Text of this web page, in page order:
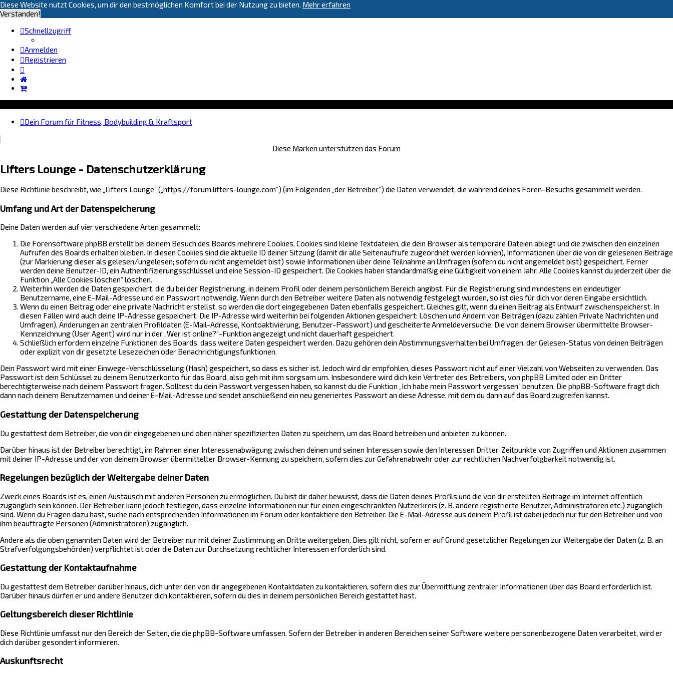
Diese Website nutzt Cookies, um dir den bestmöglichen Komfort bei der Nutzung zu bieten. Mehr erfahren
Verstanden!
Schnellzugriff
Anmelden
Registrieren
Dein Forum für Fitness, Bodybuilding & Kraftsport
Diese Marken unterstützen das Forum
Lifters Lounge - Datenschutzerklärung
Diese Richtlinie beschreibt, wie „Lifters Lounge“ („https://forum.lifters-lounge.com“) (im Folgenden „der Betreiber“) die Daten verwendet, die während deines Foren-Besuchs gesammelt werden.
Umfang und Art der Datenspeicherung
Deine Daten werden auf vier verschiedene Arten gesammelt:
Die Forensoftware phpBB erstellt bei deinem Besuch des Boards mehrere Cookies. Cookies sind kleine Textdateien, die dein Browser als temporäre Dateien ablegt und die zwischen den einzelnen
Aufrufen des Boards erhalten bleiben. In diesen Cookies sind die aktuelle ID deiner Sitzung (damit dir alle Seitenaufrufe zugeordnet werden können), Informationen über die von dir gelesenen Beiträge
(zur Markierung dieser als gelesen/ungelesen; sofern du nicht angemeldet bist) sowie Informationen über deine Teilnahme an Umfragen (sofern du nicht angemeldet bist) gespeichert. Ferner
werden deine Benutzer-ID, ein Authentifizierungsschlüssel und eine Session-ID gespeichert. Die Cookies haben standardmäßig eine Gültigkeit von einem Jahr. Alle Cookies kannst du jederzeit über die
Funktion „Alle Cookies löschen“ löschen.
Weiterhin werden die Daten gespeichert, die du bei der Registrierung, in deinem Profil oder deinem persönlichem Bereich angibst. Für die Registrierung sind mindestens ein eindeutiger
Benutzername, eine E-Mail-Adresse und ein Passwort notwendig. Wenn durch den Betreiber weitere Daten als notwendig festgelegt wurden, so ist dies für dich vor deren Eingabe ersichtlich.
Wenn du einen Beitrag oder eine private Nachricht erstellst, so werden die dort eingegebenen Daten ebenfalls gespeichert. Gleiches gilt, wenn du einen Beitrag als Entwurf zwischenspeicherst. In
diesen Fällen wird auch deine IP-Adresse gespeichert. Die IP-Adresse wird weiterhin bei folgenden Aktionen gespeichert: Löschen und Ändern von Beiträgen (dazu zählen Private Nachrichten und
Umfragen), Änderungen an zentralen Profildaten (E-Mail-Adresse, Kontoaktivierung, Benutzer-Passwort) und gescheiterte Anmeldeversuche. Die von deinem Browser übermittelte Browser-
Kennzeichnung (User Agent) wird nur in der „Wer ist online?“-Funktion angezeigt und nicht dauerhaft gespeichert.
Schließlich erfordern einzelne Funktionen des Boards, dass weitere Daten gespeichert werden. Dazu gehören dein Abstimmungsverhalten bei Umfragen, der Gelesen-Status von deinen Beiträgen
oder explizit von dir gesetzte Lesezeichen oder Benachrichtigungsfunktionen.
Dein Passwort wird mit einer Einwege-Verschlüsselung (Hash) gespeichert, so dass es sicher ist. Jedoch wird dir empfohlen, dieses Passwort nicht auf einer Vielzahl von Webseiten zu verwenden. Das
Passwort ist dein Schlüssel zu deinem Benutzerkonto für das Board, also geh mit ihm sorgsam um. Insbesondere wird dich kein Vertreter des Betreibers, von phpBB Limited oder ein Dritter
berechtigterweise nach deinem Passwort fragen. Solltest du dein Passwort vergessen haben, so kannst du die Funktion „Ich habe mein Passwort vergessen“ benutzen. Die phpBB-Software fragt dich
dann nach deinem Benutzernamen und deiner E-Mail-Adresse und sendet anschließend ein neu generiertes Passwort an diese Adresse, mit dem du dann auf das Board zugreifen kannst.
Gestattung der Datenspeicherung
Du gestattest dem Betreiber, die von dir eingegebenen und oben näher spezifizierten Daten zu speichern, um das Board betreiben und anbieten zu können.
Darüber hinaus ist der Betreiber berechtigt, im Rahmen einer Interessenabwägung zwischen deinen und seinen Interessen sowie den Interessen Dritter, Zeitpunkte von Zugriffen und Aktionen zusammen
mit deiner IP-Adresse und der von deinem Browser übermittelter Browser-Kennung zu speichern, sofern dies zur Gefahrenabwehr oder zur rechtlichen Nachverfolgbarkeit notwendig ist.
Regelungen bezüglich der Weitergabe deiner Daten
Zweck eines Boards ist es, einen Austausch mit anderen Personen zu ermöglichen. Du bist dir daher bewusst, dass die Daten deines Profils und die von dir erstellten Beiträge im Internet öffentlich
zugänglich sein können. Der Betreiber kann jedoch festlegen, dass einzelne Informationen nur für einen eingeschränkten Nutzerkreis (z. B. andere registrierte Benutzer, Administratoren etc.) zugänglich
sind. Wenn du Fragen dazu hast, suche nach entsprechenden Informationen im Forum oder kontaktiere den Betreiber. Die E-Mail-Adresse aus deinem Profil ist dabei jedoch nur für den Betreiber und von
ihm beauftragte Personen (Administratoren) zugänglich.
Andere als die oben genannten Daten wird der Betreiber nur mit deiner Zustimmung an Dritte weitergeben. Dies gilt nicht, sofern er auf Grund gesetzlicher Regelungen zur Weitergabe der Daten (z. B. an
Strafverfolgungsbehörden) verpflichtet ist oder die Daten zur Durchsetzung rechtlicher Interessen erforderlich sind.
Gestattung der Kontaktaufnahme
Du gestattest dem Betreiber darüber hinaus, dich unter den von dir angegebenen Kontaktdaten zu kontaktieren, sofern dies zur Übermittlung zentraler Informationen über das Board erforderlich ist.
Darüber hinaus dürfen er und andere Benutzer dich kontaktieren, sofern du dies in deinem persönlichen Bereich gestattet hast.
Geltungsbereich dieser Richtlinie
Diese Richtlinie umfasst nur den Bereich der Seiten, die die phpBB-Software umfassen. Sofern der Betreiber in anderen Bereichen seiner Software weitere personenbezogene Daten verarbeitet, wird er
dich darüber gesondert informieren.
Auskunftsrecht